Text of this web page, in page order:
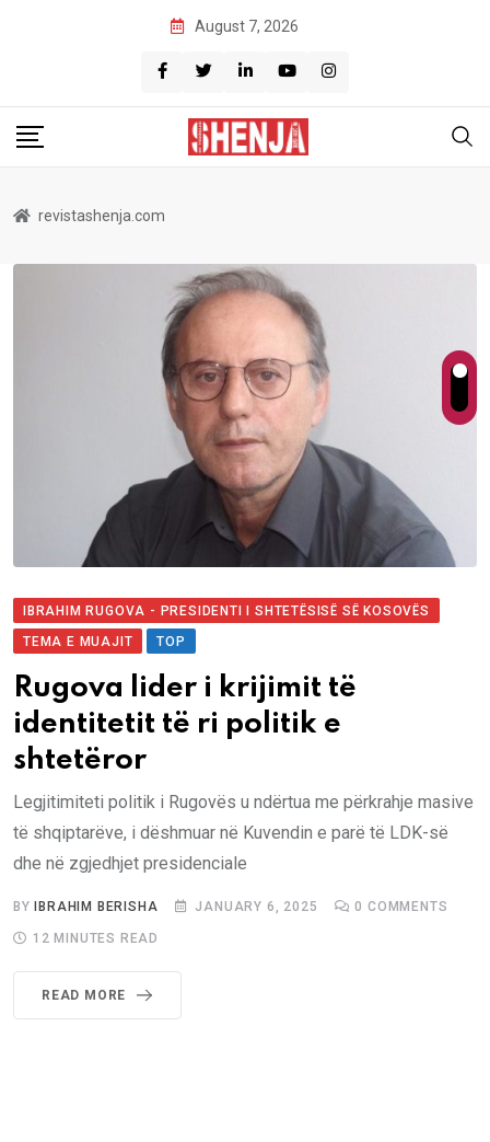
August 7, 2026
revistashenja.com
IBRAHIM RUGOVA - PRESIDENTI I SHTETËSISË SË KOSOVËS
TEMA E MUAJIT
TOP
Rugova lider i krijimit të
identitetit të ri politik e
shtetëror
Legjitimiteti politik i Rugovës u ndërtua me përkrahje masive
të shqiptarëve, i dëshmuar në Kuvendin e parë të LDK-së
dhe në zgjedhjet presidenciale
BY IBRAHIM BERISHA JANUARY 6, 2025 0 COMMENTS
12 MINUTES READ
READ MORE